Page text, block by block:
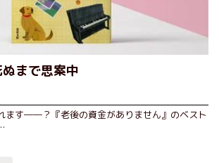
まで思案中
ます――？『老後の資金がありません』のベスト